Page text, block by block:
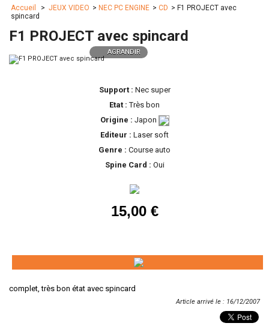
Accueil > JEUX VIDEO > NEC PC ENGINE > CD > F1 PROJECT avec
spincard
F1 PROJECT avec spincard
AGRANDIR
Support : Nec super
Etat :Très bon
Origine : Japon
Editeur : Laser soft
Genre : Course auto
Spine Card : Oui
15,00 €
complet, très bon état avec spincard
Article arrivé le : 16/12/2007